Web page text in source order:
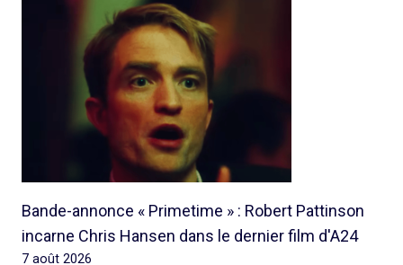
Bande-annonce « Primetime » : Robert Pattinson
incarne Chris Hansen dans le dernier film d'A24
7 août 2026